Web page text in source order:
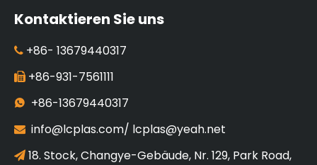
Kontaktieren Sie uns
 +86- 13679440317
 +86-931-7561111
 +86-13679440317
 info@lcplas.com/ lcplas@yeah.net
 18. Stock, Changye-Gebäude, Nr. 129, Park Road,